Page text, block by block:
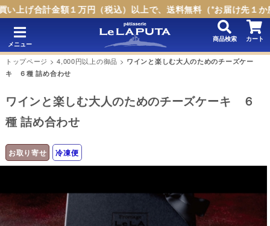
い上げ合計金額１万円（税込）以上で、送料無料（*お届け先１
メニュー
商品検索 カート
トップページ >4,000円以上の御品 > ワインと楽しむ大人のためのチーズケー
キ ６種 詰め合わせ
ワインと楽しむ大人のためのチーズケーキ ６
種 詰め合わせ
お取り寄せ 冷凍便